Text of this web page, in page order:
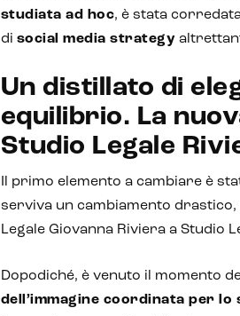
studiata ad hoc, è stata
di social media strategy
Un distillato di
equilibrio. La
Studio Legale
Il primo elemento a cambiare è
serviva un cambiamento
Legale Giovanna Riviera a Studio
Dopodiché, è venuto il momento
dell’immagine coordinata per